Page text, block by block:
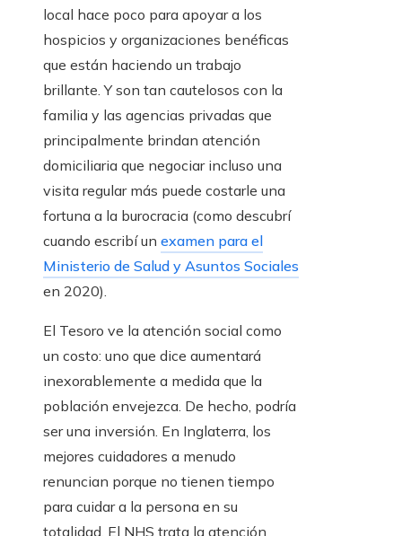
local hace poco para apoyar a los
hospicios y organizaciones benéficas
que están haciendo un trabajo
brillante. Y son tan cautelosos con la
familia y las agencias privadas que
principalmente brindan atención
domiciliaria que negociar incluso una
visita regular más puede costarle una
fortuna a la burocracia (como descubrí
cuando escribí un examen para el
Ministerio de Salud y Asuntos Sociales
en 2020).
El Tesoro ve la atención social como
un costo: uno que dice aumentará
inexorablemente a medida que la
población envejezca. De hecho, podría
ser una inversión. En Inglaterra, los
mejores cuidadores a menudo
renuncian porque no tienen tiempo
para cuidar a la persona en su
totalidad. El NHS trata la atención